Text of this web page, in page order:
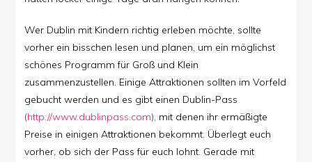
Wer Dublin mit Kindern richtig erleben möchte, sollte
vorher ein bisschen lesen und planen, um ein möglichst
schönes Programm für Groß und Klein
zusammenzustellen. Einige Attraktionen sollten im Vorfeld
gebucht werden und es gibt einen Dublin-Pass
(http://www.dublinpass.com), mit denen ihr ermäßigte
Preise in einigen Attraktionen bekommt. Überlegt euch
vorher, ob sich der Pass für euch lohnt. Gerade mit